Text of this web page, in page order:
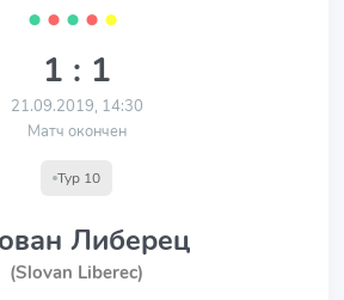
⬤ ⬤ ⬤ ⬤ ⬤
1 : 1
21.09.2019, 14:30
Матч окончен
Тур 10
Либерец
(Slovan Liberec)